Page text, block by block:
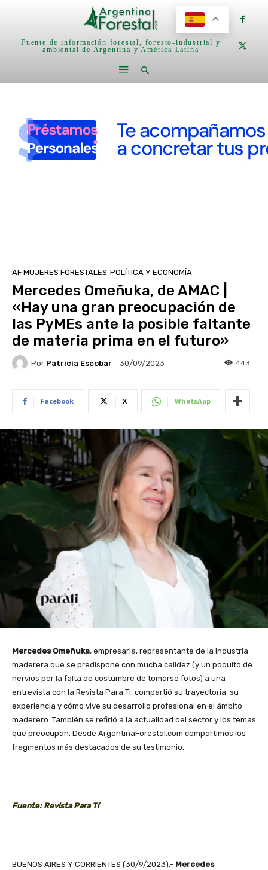
Fuente de información forestal, foresto-industrial y
ambiental de Argentina y América Latina
AF MUJERES FORESTALES POLÍTICA Y ECONOMÍA
Mercedes Omeñuka, de AMAC |
«Hay una gran preocupación de
las PyMEs ante la posible faltante
de materia prima en el futuro»
Por Patricia Escobar 30/09/2023 443
Facebook X WhatsApp
Mercedes Omeñuka, empresaria, representante de la industria
maderera que se predispone con mucha calidez (y un poquito de
nervios por la falta de costumbre de tomarse fotos) a una
entrevista con la Revista Para Ti, compartió su trayectoria, su
experiencia y cómo vive su desarrollo profesional en el ámbito
maderero. También se refirió a la actualidad del sector y los temas
que preocupan. Desde ArgentinaForestal.com compartimos los
fragmentos más destacados de su testimonio.
Fuente: Revista Para Tí
BUENOS AIRES Y CORRIENTES (30/9/2023).- Mercedes